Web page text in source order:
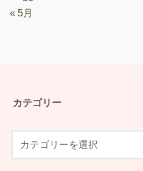
« 5月
カテゴリー